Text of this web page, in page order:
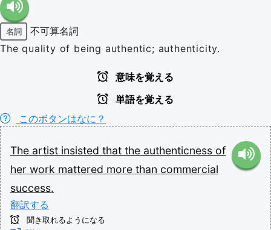
名詞
不可算名詞
The quality of being authentic; authenticity.
意味を覚える
単語を覚える
このボタンはなに？
The artist insisted that the authenticness of
her work mattered more than commercial
success.
翻訳する
聞き取れるようになる